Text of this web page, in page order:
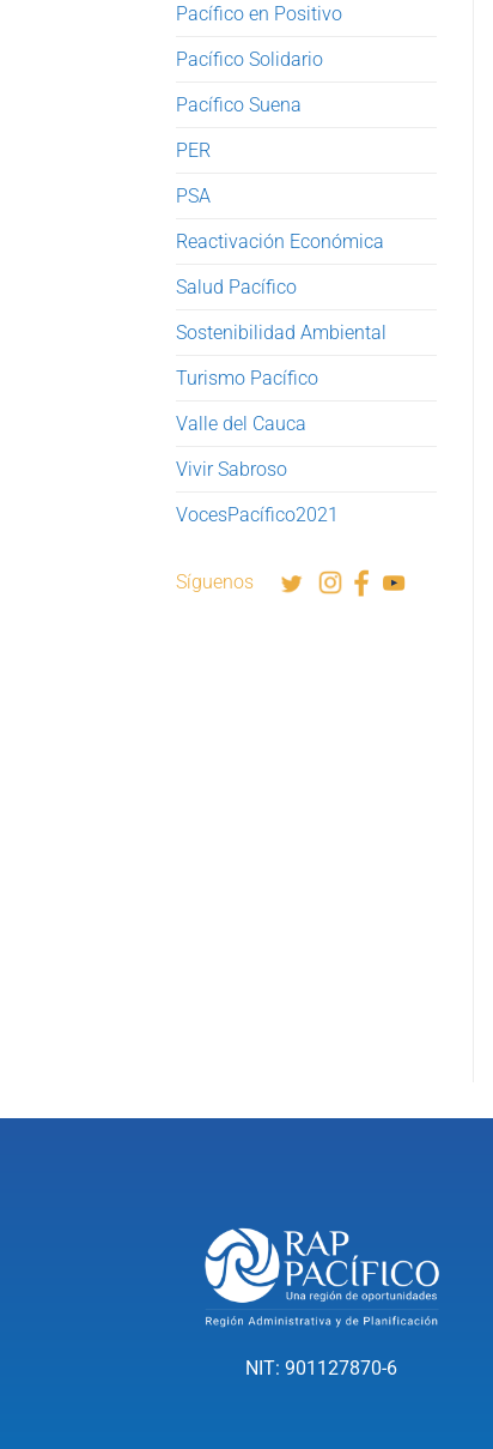
Pacífico en Positivo
Pacífico Solidario
Pacífico Suena
PER
PSA
Reactivación Económica
Salud Pacífico
Sostenibilidad Ambiental
Turismo Pacífico
Valle del Cauca
Vivir Sabroso
VocesPacífico2021
Síguenos
NIT: 901127870-6